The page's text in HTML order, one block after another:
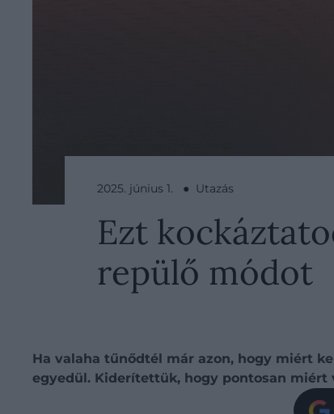
2025. június 1. ● Utazás
Ezt
repülő módot
Ha valaha tűnődtél már azon, hogy miért
egyedül. Kiderítettük, hogy pontosan miért